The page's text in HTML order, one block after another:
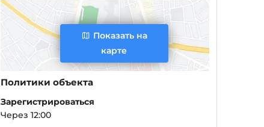
Показать на
карте
Политики объекта
Зарегистрироваться
Через 12:00